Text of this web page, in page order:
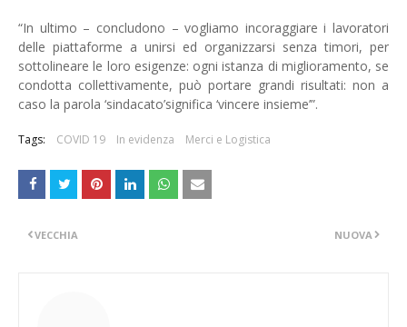
“In ultimo – concludono – vogliamo incoraggiare i lavoratori
delle piattaforme a unirsi ed organizzarsi senza timori, per
sottolineare le loro esigenze: ogni istanza di miglioramento, se
condotta collettivamente, può portare grandi risultati: non a
caso la parola ‘sindacato’significa ‘vincere insieme’”.
Tags: COVID 19 In evidenza Merci e Logistica
NUOVA
VECCHIA